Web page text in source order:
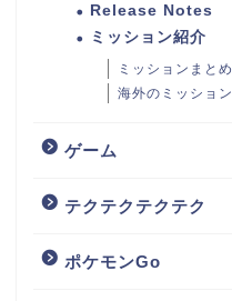
Release Notes
ミッション紹介
ミッションまとめ
海外のミッション
ゲーム
テクテクテクテク
ポケモンGo